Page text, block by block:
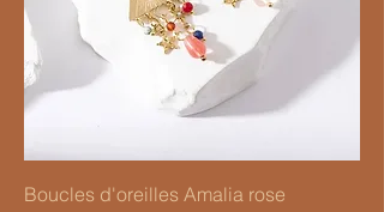
Boucles d'oreilles Amalia rose